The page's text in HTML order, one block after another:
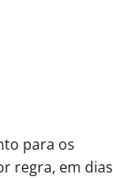
para os
regra, em dias